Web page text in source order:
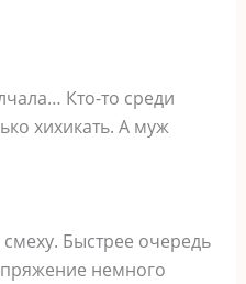
Кто-то среди
хихикать. А муж
Быстрее очередь
немного